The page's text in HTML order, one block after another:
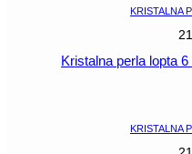
KRISTALNA
Kristalna perla lopta
KRISTALNA